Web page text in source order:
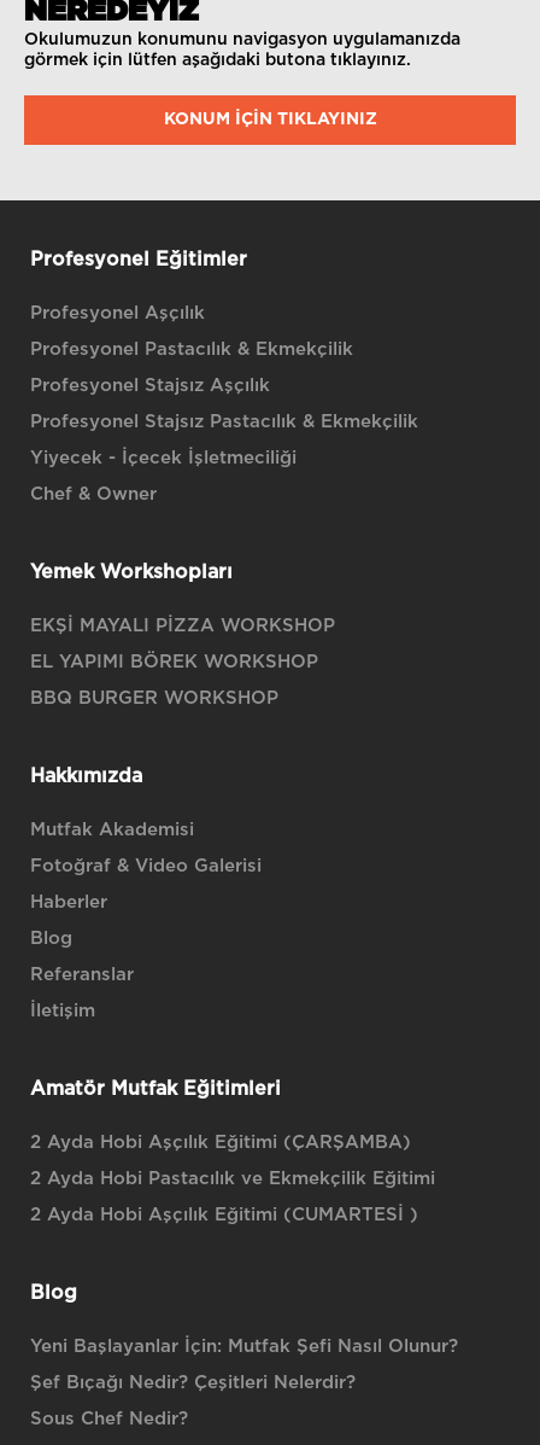
NEREDEYİZ
Okulumuzun konumunu navigasyon uygulamanızda
görmek için lütfen aşağıdaki butona tıklayınız.
KONUM IÇIN TIKLAYINIZ
Profesyonel Eğitimler
Profesyonel Aşçılık
Profesyonel Pastacılık & Ekmekçilik
Profesyonel Stajsız Aşçılık
Profesyonel Stajsız Pastacılık & Ekmekçilik
Yiyecek - İçecek İşletmeciliği
Chef & Owner
Yemek Workshopları
EKŞİ MAYALI PİZZA WORKSHOP
EL YAPIMI BÖREK WORKSHOP
BBQ BURGER WORKSHOP
Hakkımızda
Mutfak Akademisi
Fotoğraf & Video Galerisi
Haberler
Blog
Referanslar
İletişim
Amatör Mutfak Eğitimleri
2 Ayda Hobi Aşçılık Eğitimi (ÇARŞAMBA)
2 Ayda Hobi Pastacılık ve Ekmekçilik Eğitimi
2 Ayda Hobi Aşçılık Eğitimi (CUMARTESİ )
Blog
Yeni Başlayanlar İçin: Mutfak Şefi Nasıl Olunur?
Şef Bıçağı Nedir? Çeşitleri Nelerdir?
Sous Chef Nedir?